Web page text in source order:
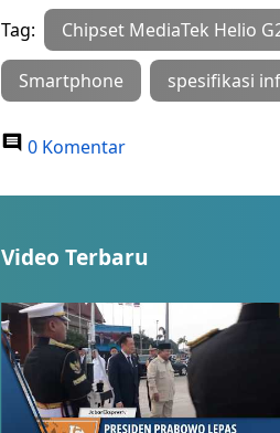
Tag: Chipset MediaTek Helio
Smartphone spesifikasi
0 Komentar
Video Terbaru